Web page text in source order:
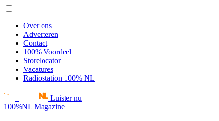
Over ons
Adverteren
Contact
100% Voordeel
Storelocator
Vacatures
Radiostation 100% NL
Luister nu
100%NL Magazine